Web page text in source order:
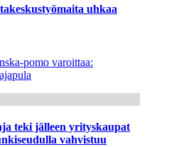
uhkaa
pomo varoittaa:
teki jälleen yrityskaupat
vahvistuu